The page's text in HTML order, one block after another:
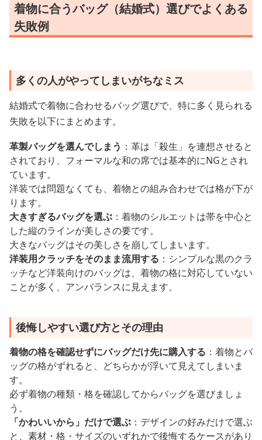
着物に合うバッグ（結婚式）選びでよくある
失敗例
多くの人がやってしまいがちなミス
結婚式で着物に合わせるバッグ選びで、特に多く見られる
失敗を以下にまとめます。
革製バッグを選んでしまう ：革は「殺生」を連想させると
されており、フォーマルな和の席では基本的にNGとされ
ています。
洋装では問題なくても、着物との組み合わせでは格が下が
ります。
大きすぎるバッグを選ぶ ：着物のシルエットは帯を中心と
した縦のラインが美しさの要です。
大きなバッグはその美しさを崩してしまいます。
洋装用クラッチをそのまま流用する ：シンプルな黒のクラ
ッチなど洋装向けのバッグは、着物の格に対応していない
ことが多く、アンバランスに見えます。
後悔しやすい選び方とその理由
着物の格を確認せずにバッグだけ先に購入する ：着物とバ
ッグの格がずれると、どちらかが浮いて見えてしまいま
す。
必ず着物の種類・格を確認してからバッグを選びましょ
う。
「かわいいから」だけで選ぶ ：デザインの好みだけで選ぶ
と、素材・格・サイズのいずれかで後悔するケースがあり